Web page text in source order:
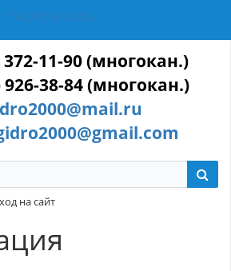
ГИДРОТЕХМАШ
372-11-90 (многокан.)
926-38-84 (многокан.)
на сайт